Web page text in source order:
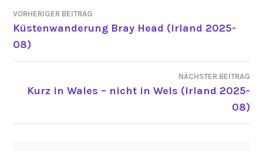
BEITRAGSNAVIGATION
VORHERIGER BEITRAG
Küstenwanderung Bray Head (Irland 2025-
08)
NÄCHSTER BEITRAG
Kurz in Wales – nicht in Wels (Irland 2025-
08)